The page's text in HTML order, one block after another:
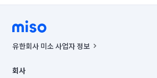
유한회사 미소 사업자 정보
00019 |
회사